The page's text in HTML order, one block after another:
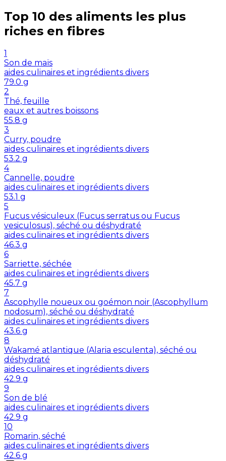
Top 10 des aliments les plus
riches en fibres
1
Son de maïs
aides culinaires et ingrédients divers
79.0 g
2
Thé, feuille
eaux et autres boissons
55.8 g
3
Curry, poudre
aides culinaires et ingrédients divers
53.2 g
4
Cannelle, poudre
aides culinaires et ingrédients divers
53.1 g
5
Fucus vésiculeux (Fucus serratus ou Fucus
vesiculosus), séché ou déshydraté
aides culinaires et ingrédients divers
46.3 g
6
Sarriette, séchée
aides culinaires et ingrédients divers
45.7 g
7
Ascophylle noueux ou goémon noir (Ascophyllum
nodosum), séché ou déshydraté
aides culinaires et ingrédients divers
43.6 g
8
Wakamé atlantique (Alaria esculenta), séché ou
déshydraté
aides culinaires et ingrédients divers
42.9 g
9
Son de blé
aides culinaires et ingrédients divers
42.9 g
10
Romarin, séché
aides culinaires et ingrédients divers
42.6 g